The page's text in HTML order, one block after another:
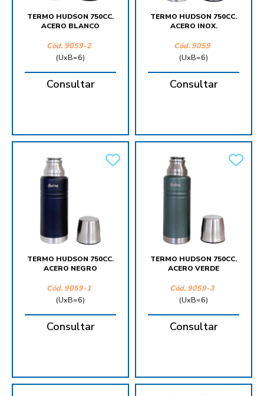
TERMO HUDSON 750CC.
ACERO BLANCO
Cód. 9059-2
(UxB=6)
Consultar
TERMO HUDSON 750CC.
ACERO INOX.
Cód. 9059
(UxB=6)
Consultar
TERMO HUDSON 750CC.
ACERO NEGRO
Cód. 9059-1
(UxB=6)
Consultar
TERMO HUDSON 750CC.
ACERO VERDE
Cód. 9059-3
(UxB=6)
Consultar